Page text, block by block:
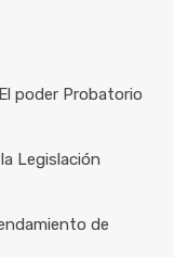
poder Probatorio
Legislación
de